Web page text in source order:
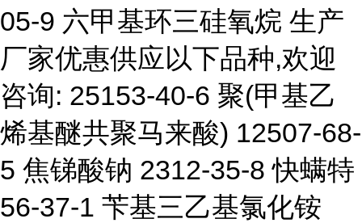
05-9 六甲基环三硅氧烷 生产
厂家优惠供应以下品种,欢迎
咨询: 25153-40-6 聚(甲基乙
烯基醚共聚马来酸) 12507-68-
5 焦锑酸钠 2312-35-8 快螨特
56-37-1 苄基三乙基氯化铵